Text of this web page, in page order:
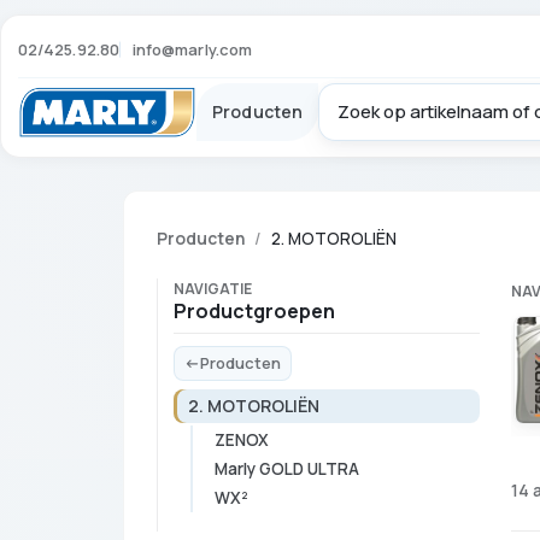
02/425.92.80 info@marly.com
Producten
Producten 2. MOTOROLIËN
NAVIGATIE
Productgroepen
Producten
2. MOTOROLIËN
ZENOX
Marly GOLD ULTRA
WX²
14